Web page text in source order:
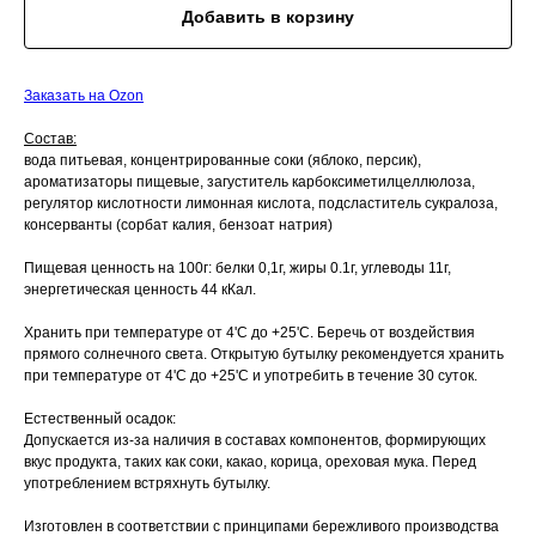
Добавить в корзину
Заказать на Ozon
Состав:
вода питьевая, концентрированные соки (яблоко, персик),
ароматизаторы пищевые, загуститель карбоксиметилцеллюлоза,
регулятор кислотности лимонная кислота, подсластитель сукралоза,
консерванты (сорбат калия, бензоат натрия)
Пищевая ценность на 100г: белки 0,1г, жиры 0.1г, углеводы 11г,
энергетическая ценность 44 кКал.
Хранить при температуре от 4'С до +25'С. Беречь от воздействия
прямого солнечного света. Открытую бутылку рекомендуется хранить
при температуре от 4'С до +25'С и употребить в течение 30 суток.
Естественный осадок:
Допускается из-за наличия в составах компонентов, формирующих
вкус продукта, таких как соки, какао, корица, ореховая мука. Перед
употреблением встряхнуть бутылку.
Изготовлен в соответствии с принципами бережливого производства